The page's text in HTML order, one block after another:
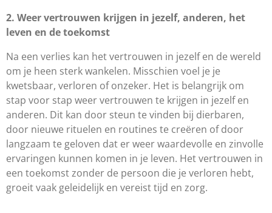
2. Weer vertrouwen krijgen in jezelf, anderen, het
leven en de toekomst
Na een verlies kan het vertrouwen in jezelf en de wereld
om je heen sterk wankelen. Misschien voel je je
kwetsbaar, verloren of onzeker. Het is belangrijk om
stap voor stap weer vertrouwen te krijgen in jezelf en
anderen. Dit kan door steun te vinden bij dierbaren,
door nieuwe rituelen en routines te creëren of door
langzaam te geloven dat er weer waardevolle en zinvolle
ervaringen kunnen komen in je leven. Het vertrouwen in
een toekomst zonder de persoon die je verloren hebt,
groeit vaak geleidelijk en vereist tijd en zorg.